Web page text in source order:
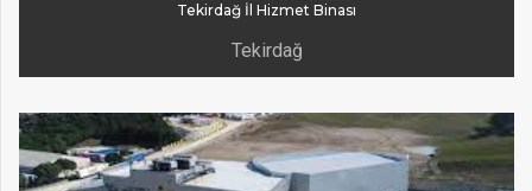
Tekirdağ İl Hizmet Binası
Tekirdağ